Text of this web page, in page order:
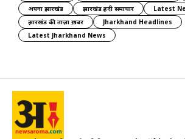
अपना झारखंड
झारखंड हिंदी समाचार
Latest
झारखंड की ताज़ा ख़बर
Jharkhand Headlines
Latest Jharkhand News